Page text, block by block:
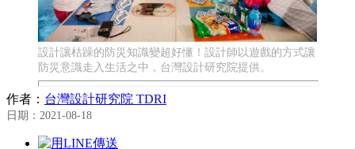
設計讓枯躁的防災知識變超好懂！設計師以遊戲的方式讓
防災意識走入生活之中，台灣設計研究院提供。
作者： 台灣設計研究院 TDRI
日期：2021-08-18